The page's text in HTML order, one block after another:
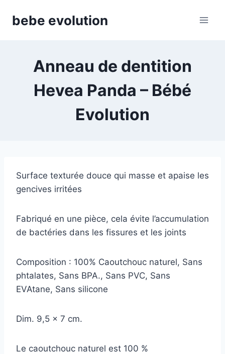
bebe evolution
Anneau de dentition
Hevea Panda – Bébé
Evolution
Surface texturée douce qui masse et apaise les
gencives irritées
Fabriqué en une pièce, cela évite l’accumulation
de bactéries dans les fissures et les joints
Composition : 100% Caoutchouc naturel, Sans
phtalates, Sans BPA., Sans PVC, Sans
EVAtane, Sans silicone
Dim. 9,5 x 7 cm.
Le caoutchouc naturel est 100 %